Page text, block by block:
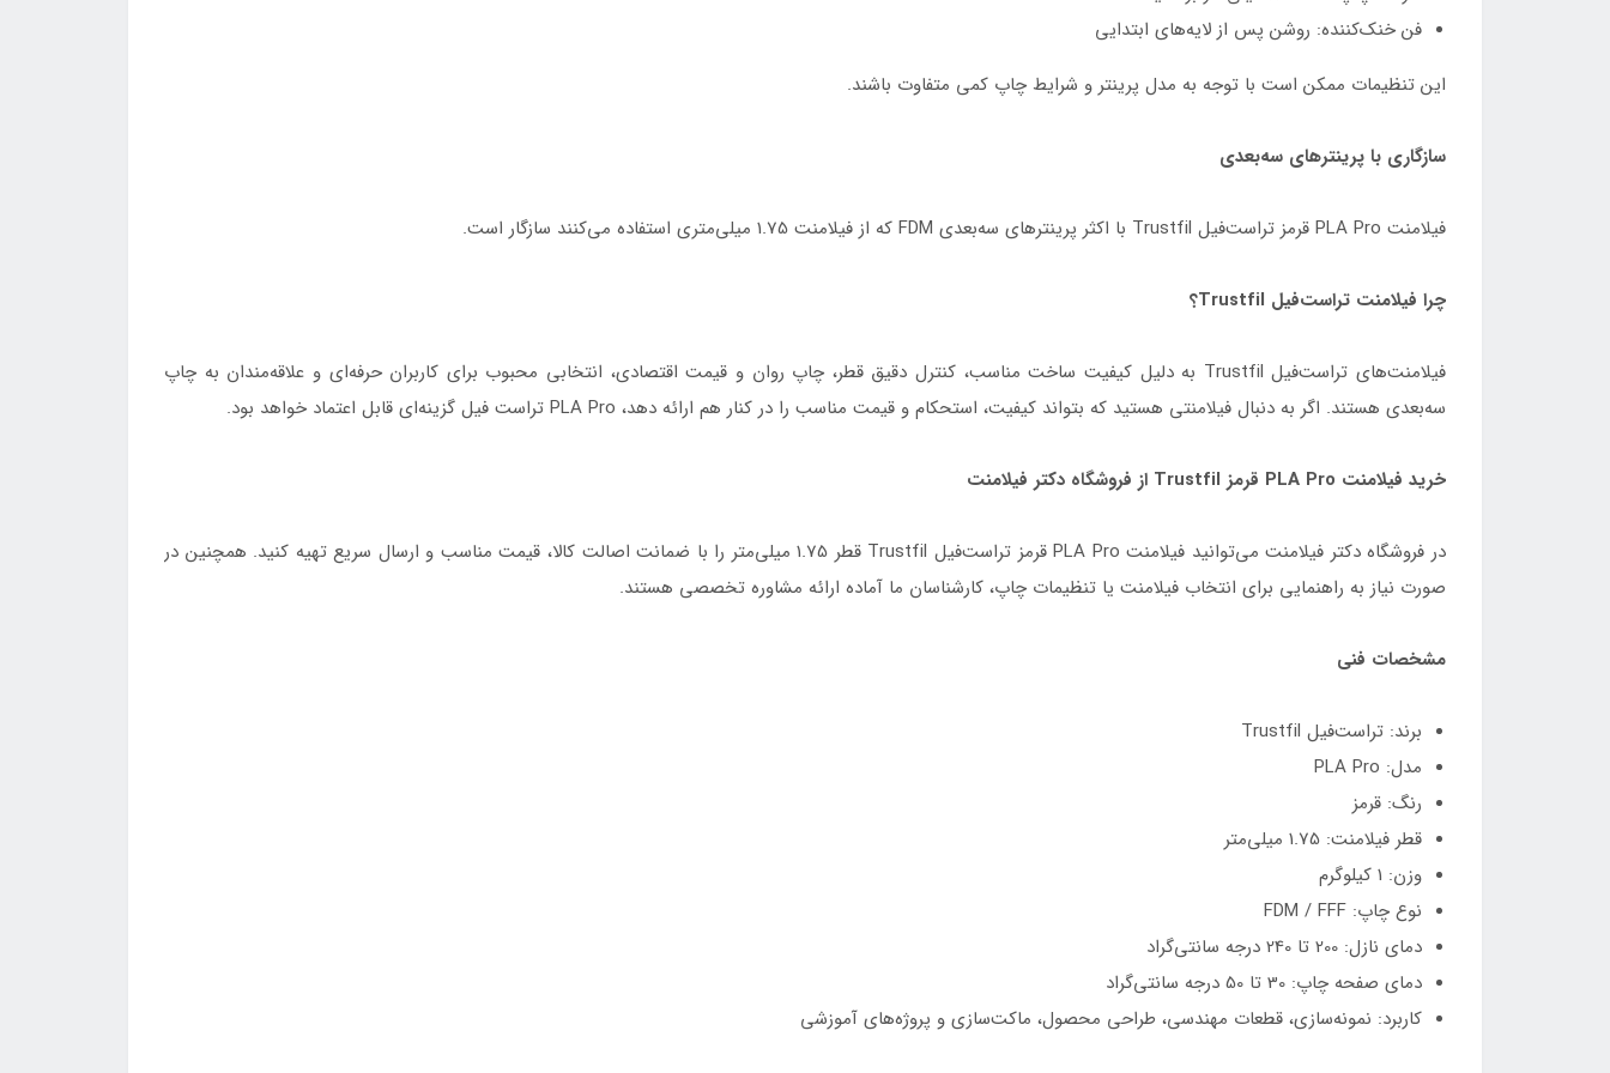
فن خنک‌کننده: روشن پس از لایه‌های ابتدایی
این تنظیمات ممکن است با توجه به مدل پرینتر و شرایط چاپ کمی متفاوت باشند.
سازگاری با پرینترهای سه‌بعدی
فیلامنت PLA Pro قرمز تراست‌فیل Trustfil با اکثر پرینترهای سه‌بعدی FDM که از فیلامنت 1.75 میلی‌متری استفاده می‌کنند سازگار است.
چرا فیلامنت تراست‌فیل Trustfil؟
فیلامنت‌های تراست‌فیل Trustfil به دلیل کیفیت ساخت مناسب، کنترل دقیق قطر، چاپ روان و قیمت اقتصادی، انتخابی محبوب برای کاربران حرفه‌ای و علاقه‌مندان به چاپ
سه‌بعدی هستند. اگر به دنبال فیلامنتی هستید که بتواند کیفیت، استحکام و قیمت مناسب را در کنار هم ارائه دهد، PLA Pro تراست فیل گزینه‌ای قابل اعتماد خواهد بود.
خرید فیلامنت PLA Pro قرمز Trustfil از فروشگاه دکتر فیلامنت
در فروشگاه دکتر فیلامنت می‌توانید فیلامنت PLA Pro قرمز تراست‌فیل Trustfil قطر 1.75 میلی‌متر را با ضمانت اصالت کالا، قیمت مناسب و ارسال سریع تهیه کنید. همچنین در
صورت نیاز به راهنمایی برای انتخاب فیلامنت یا تنظیمات چاپ، کارشناسان ما آماده ارائه مشاوره تخصصی هستند.
مشخصات فنی
برند: تراست‌فیل Trustfil
مدل: PLA Pro
رنگ: قرمز
قطر فیلامنت: 1.75 میلی‌متر
وزن: 1 کیلوگرم
نوع چاپ: FDM / FFF
دمای نازل: 200 تا 240 درجه سانتی‌گراد
دمای صفحه چاپ: 30 تا 50 درجه سانتی‌گراد
کاربرد: نمونه‌سازی، قطعات مهندسی، طراحی محصول، ماکت‌سازی و پروژه‌های آموزشی